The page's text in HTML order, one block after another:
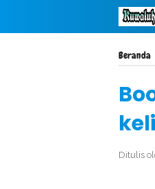
Beranda
Ditulis